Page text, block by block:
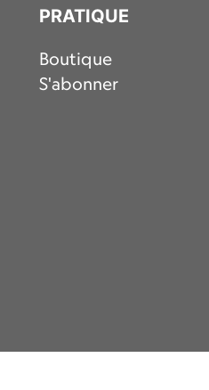
PRATIQUE
Boutique
S'abonner